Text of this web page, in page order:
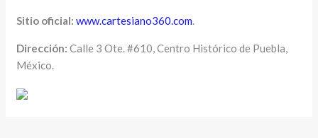
Sitio oficial:www.cartesiano360.com.
Dirección: Calle 3 Ote. #610, Centro Histórico de Puebla,
México.